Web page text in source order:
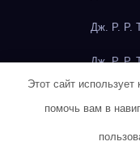
Дж. Р. Р.
Дж. Р. Р.
Дж. Р. Р.
Этот сайт
помочь вам в